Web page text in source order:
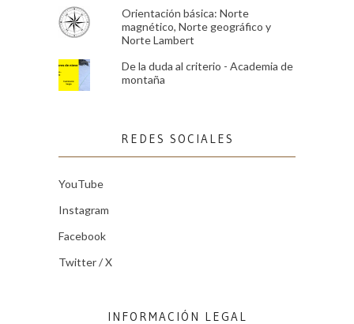
Orientación básica: Norte
magnético, Norte geográfico y
Norte Lambert
De la duda al criterio - Academia de
montaña
REDES SOCIALES
YouTube
Instagram
Facebook
Twitter / X
INFORMACIÓN LEGAL